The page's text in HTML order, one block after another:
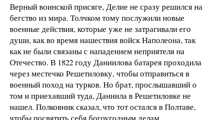
Верный воинской присяге, Делие не сразу решился на
бегство из мира. Толчком тому послужили новые
военные действия, которые уже не затрагивали его
души, как во время нашествия войск Наполеона, так
как не были связаны с нападением неприятеля на
Отечество. В 1822 году Даниилова батарея проходила
через местечко Решетиловку, чтобы отправиться в
военный поход на турков. Но брат, прослышавший о
том и приехавший туда, Даниила в Решетиловке не
нашел. Полковник сказал, что тот остался в Полтаве,
чтобы посвятить себя богоугодным делам.